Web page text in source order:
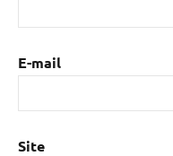
E-mail
Site